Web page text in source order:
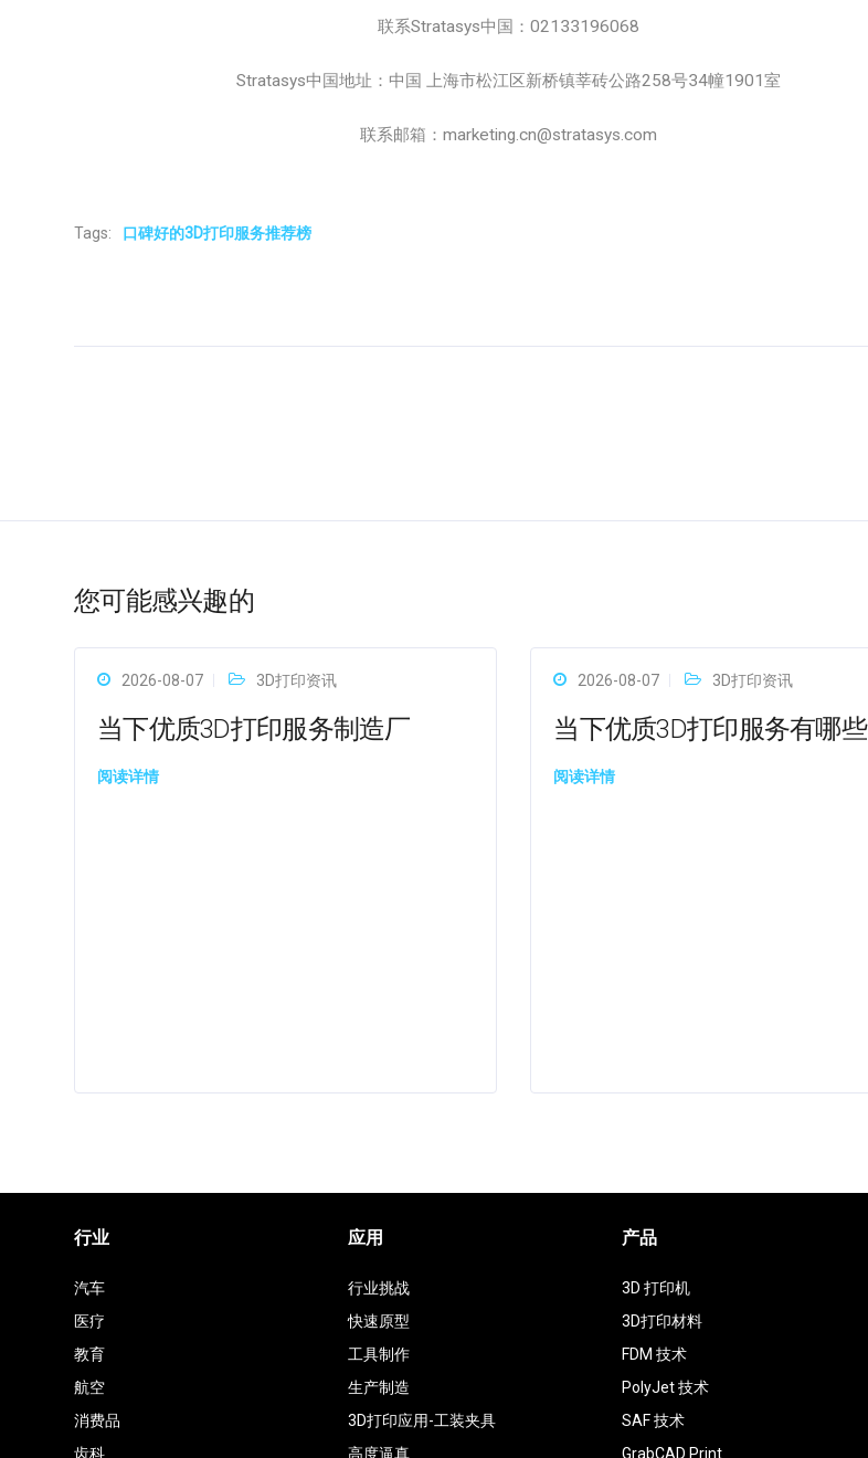
联系Stratasys中国：02133196068
Stratasys中国地址：中国 上海市松江区新桥镇莘砖公路258号34幢1901室
联系邮箱：marketing.cn@stratasys.com
Tags: 口碑好的3D打印服务推荐榜
您可能感兴趣的
2026-08-07 3D打印资讯
当下优质3D打印服务制造厂
阅读详情
2026-08-07 3D打印资讯
当下优质3D打印服务有哪些
阅读详情
行业
汽车
医疗
教育
航空
消费品
齿科
应用
行业挑战
快速原型
工具制作
生产制造
3D打印应用-工装夹具
高度逼真
产品
3D 打印机
3D打印材料
FDM 技术
PolyJet 技术
SAF 技术
GrabCAD Print